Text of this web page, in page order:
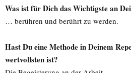
Was ist für Dich das Wichtigste an
… berühren und berührt zu werden.
Hast Du eine Methode in Deinem
wertvollsten ist?